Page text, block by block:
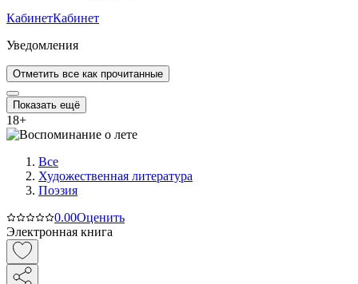
КабинетКабинет
Уведомления
Отметить все как прочитанные
Показать ещё
18+
Все
Художественная литература
Поэзия
0.00Оценить
Электронная книга